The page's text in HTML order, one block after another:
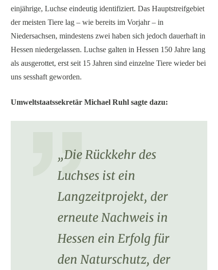
einjährige, Luchse eindeutig identifiziert. Das Hauptstreifgebiet
der meisten Tiere lag – wie bereits im Vorjahr – in
Niedersachsen, mindestens zwei haben sich jedoch dauerhaft in
Hessen niedergelassen. Luchse galten in Hessen 150 Jahre lang
als ausgerottet, erst seit 15 Jahren sind einzelne Tiere wieder bei
uns sesshaft geworden.
Umweltstaatssekretär Michael Ruhl sagte dazu:
„Die Rückkehr des
Luchses ist ein
Langzeitprojekt, der
erneute Nachweis in
Hessen ein Erfolg für
den Naturschutz, der